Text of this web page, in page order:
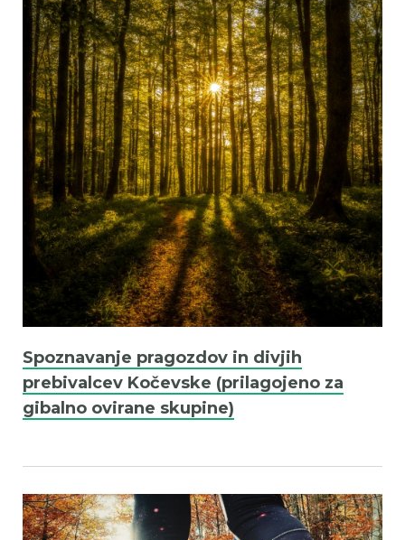
Spoznavanje pragozdov in divjih
prebivalcev Kočevske (prilagojeno za
gibalno ovirane skupine)